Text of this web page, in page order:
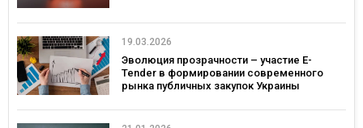
19.03.2026
Эволюция прозрачности – участие E-
Tender в формировании современного
рынка публичных закупок Украины